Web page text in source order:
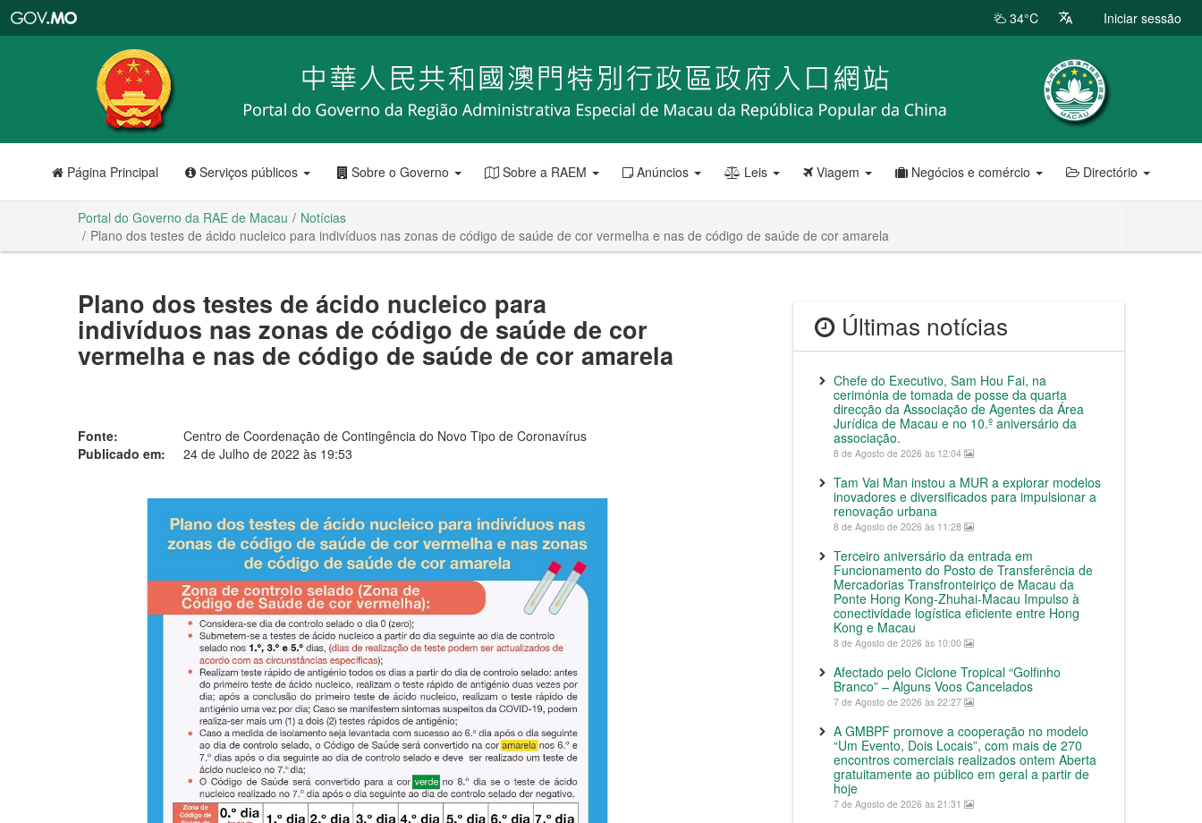
RAE
de
Macau
34°C Iniciar sessão
Página Principal Serviços públicos Sobre o Governo Sobre a RAEM Anúncios Leis Viagem Negócios e comércio Directório
Portal do Governo da RAE de Macau
Notícias
Plano dos testes de ácido nucleico para indivíduos nas zonas de código de saúde de cor vermelha e nas de código de saúde de cor amarela
Plano dos testes de ácido nucleico para
indivíduos nas zonas de código de saúde de cor
vermelha e nas de código de saúde de cor amarela
Fonte:
Centro de Coordenação de Contingência do Novo Tipo de Coronavírus
Publicado em:
24 de Julho de 2022 às 19:53
Últimas notícias
Chefe do Executivo, Sam Hou Fai, na
cerimónia de tomada de posse da quarta
direcção da Associação de Agentes da Área
Jurídica de Macau e no 10.º aniversário da
associação.
8 de Agosto de 2026 às 12:04
Tam Vai Man instou a MUR a explorar modelos
inovadores e diversificados para impulsionar a
renovação urbana
8 de Agosto de 2026 às 11:28
Terceiro aniversário da entrada em
Funcionamento do Posto de Transferência de
Mercadorias Transfronteiriço de Macau da
Ponte Hong Kong-Zhuhai-Macau Impulso à
conectividade logística eficiente entre Hong
Kong e Macau
8 de Agosto de 2026 às 10:00
Afectado pelo Ciclone Tropical “Golfinho
Branco” – Alguns Voos Cancelados
7 de Agosto de 2026 às 22:27
A GMBPF promove a cooperação no modelo
“Um Evento, Dois Locais”, com mais de 270
encontros comerciais realizados ontem Aberta
gratuitamente ao público em geral a partir de
hoje
7 de Agosto de 2026 às 21:31